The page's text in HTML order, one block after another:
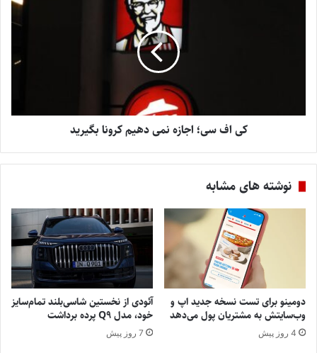
کی اف سی؛ اجازه نمی دهیم کرونا بگیرید
نوشته های مشابه
دومینو برای تست نسخه جدید اپ و
وب‌سایتش به مشتریان پول می‌دهد
4 روز پیش
آئودی از نخستین شاسی‌بلند تمام‌سایز
خود، مدل Q9 پرده برداشت
7 روز پیش